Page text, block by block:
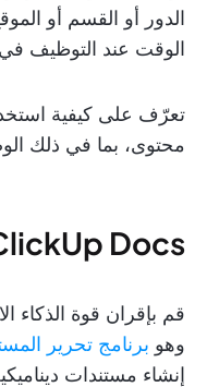
الدور أو القسم أو
الوقت عند التوظيف
محتوى، بما في ذلك
Docs
قم بإقران قوة الذكاء
وهو برنامج تحرير
إنشاء مستندات